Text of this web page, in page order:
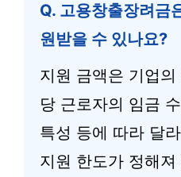
Q. 고용창출장려금
원받을 수 있나요?
지원 금액은 기업
당 근로자의 임금
특성 등에 따라 달
지원 한도가 정해